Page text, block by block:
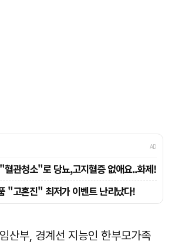
산부, 경계선 지능인 한부모가족